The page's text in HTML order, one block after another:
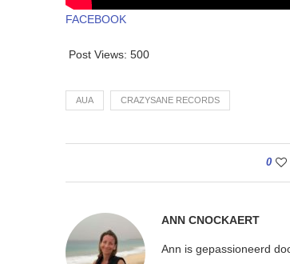
FACEBOOK
Post Views: 500
AUA CRAZYSANE RECORDS
0
ANN CNOCKAERT
Ann is gepassioneerd